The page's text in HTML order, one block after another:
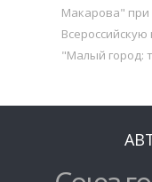
Макарова" при
"Малый город: